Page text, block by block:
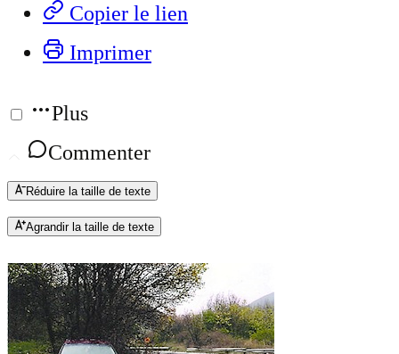
Copier le lien
Imprimer
Plus
Commenter
Réduire la taille de texte
Agrandir la taille de texte